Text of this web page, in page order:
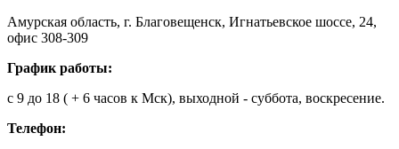
Амурская область, г. Благовещенск, Игнатьевское шоссе, 24,
офис 308-309
График работы:
с 9 до 18 ( + 6 часов к Мск), выходной - суббота, воскресение.
Телефон: